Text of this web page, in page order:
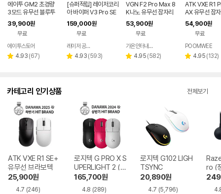
에이투 GM2 초경량
3모드 유무선 블루투
스 게이밍 마우스 노트
북 컴퓨터 FPS 발로란
39,900원
무료
에이투스토어
별 4.93 리
(67)
[슈퍼적립] 레이저코리
아 바이퍼 V3 Pro SE
바브삼 e스포츠 무선
게이밍 마우스
159,000원
무료
페이
레이저 공식스토어
별 4.93 리
(593)
VGN F2 Pro Max 8
K나노 유무선 잠자리
게이밍 마우스 화이트
53,900원
무료
페이
가온인터내셔날
별 4.95 리
(582)
ATK VXE R1
AX 유무선 잠
이밍 마우스 화
54,900원
무료
POOMWEE
별 4.95 리
(132)
카테고리 인기상품 전체보기
ATK VXE R1 SE+
유무선 브라보텍
25,900원
4.7 (246)
로지텍 G PRO X S
UPERLIGHT 2 (정
품)
165,700원
4.8 (289)
로지텍 G102 LIGH
TSYNC
20,890원
4.7 (5,796)
ro (